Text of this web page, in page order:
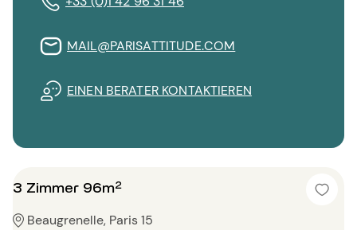
MAIL@PARISATTITUDE.COM
EINEN BERATER KONTAKTIEREN
3 Zimmer 96m²
Beaugrenelle, Paris 15